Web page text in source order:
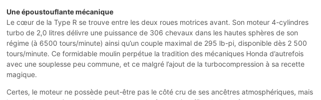
Une époustouflante mécanique
Le cœur de la Type R se trouve entre les deux roues motrices avant. Son moteur 4-cylindres
turbo de 2,0 litres délivre une puissance de 306 chevaux dans les hautes sphères de son
régime (à 6500 tours/minute) ainsi qu’un couple maximal de 295 lb-pi, disponible dès 2 500
tours/minute. Ce formidable moulin perpétue la tradition des mécaniques Honda d’autrefois
avec une souplesse peu commune, et ce malgré l’ajout de la turbocompression à sa recette
magique.
Certes, le moteur ne possède peut-être pas le côté cru de ses ancêtres atmosphériques, mais